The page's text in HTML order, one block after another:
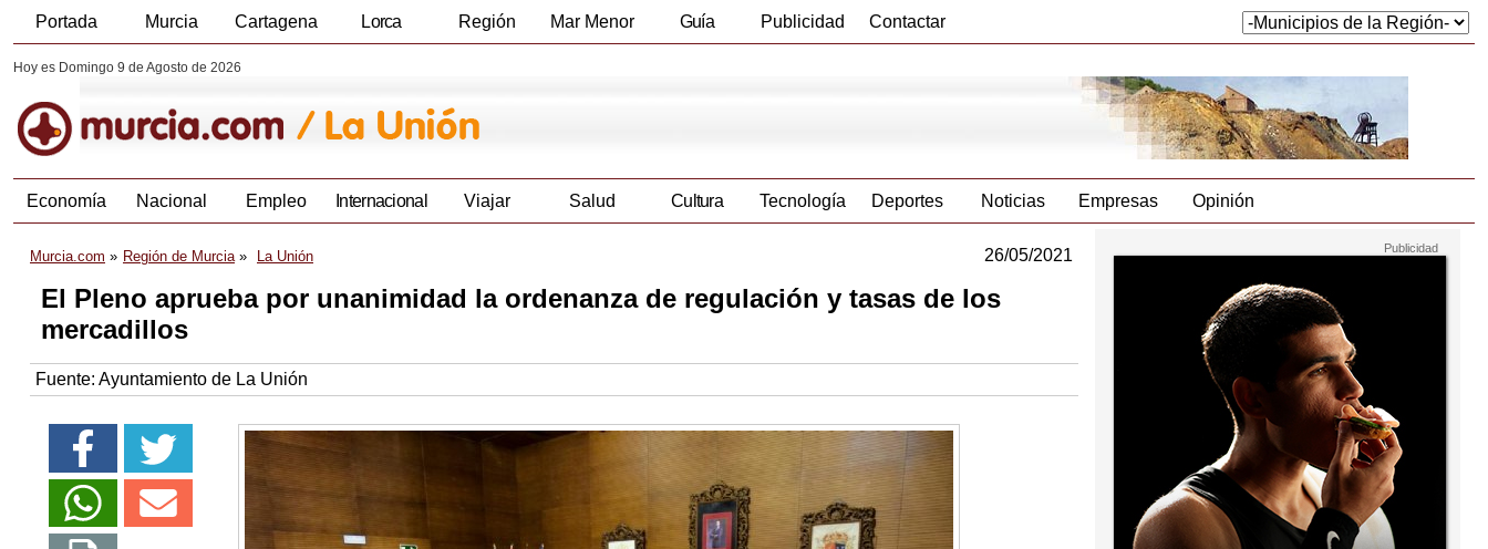
Portada Murcia Cartagena Lorca Región Mar Menor Guía Publicidad Contactar
Hoy es Domingo 9 de Agosto de 2026
Economía Nacional Empleo Internacional Viajar Salud Cultura Tecnología Deportes Noticias Empresas Opinión
Murcia.com Región de Murcia La Unión 26/05/2021
El Pleno aprueba por unanimidad la ordenanza de regulación y tasas de los
mercadillos
Fuente: Ayuntamiento de La Unión